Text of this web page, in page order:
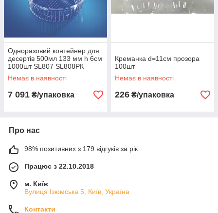
Одноразовий контейнер для
десертів 500мл 133 мм h 6см
1000шт SL807 SL808РК
Немає в наявності
7 091 ₴/упаковка
Креманка d=11см прозора
100шт
Немає в наявності
226 ₴/упаковка
Про нас
98% позитивних з 179 відгуків за рік
Працює з 22.10.2018
м. Київ
Вулиця Ізюмська 5, Київ, Україна
Контакти